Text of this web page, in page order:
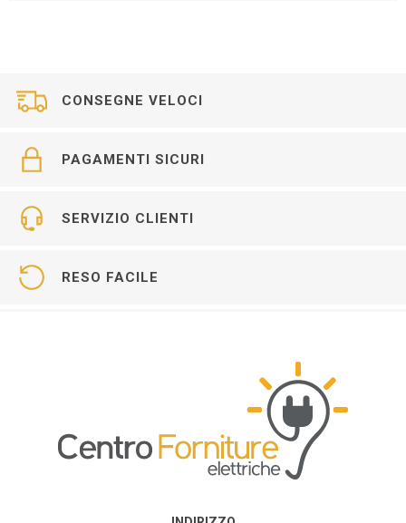
CONSEGNE VELOCI
PAGAMENTI SICURI
SERVIZIO CLIENTI
RESO FACILE